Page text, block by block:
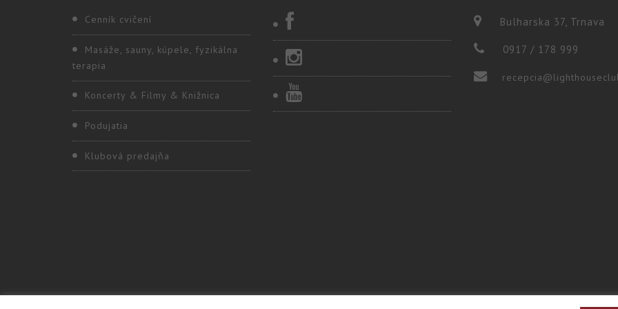
Cenník cvičení
Masáže, sauny, kúpele, fyzikálna
terapia
Koncerty & Filmy & Knižnica
Podujatia
Klubová predajňa
Bulharska 37, Trnava
0917 / 178 999